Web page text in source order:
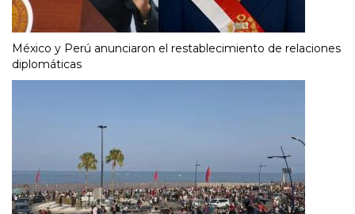
México y Perú anunciaron el restablecimiento de relaciones
diplomáticas